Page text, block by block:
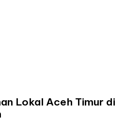
Lokal Aceh Timur di